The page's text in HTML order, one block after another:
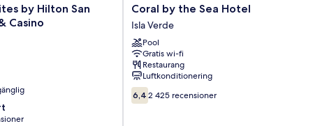
by Hilton San
Casino
Coral
by
the
Sea
Hotel
Isla
Verde
Coral by the Sea Hotel
Isla Verde
Pool
Gratis wi-fi
Restaurang
Luftkonditionering
6.4
av
6,4 2 425 recensioner